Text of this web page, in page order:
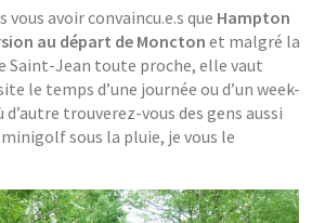
vous avoir convaincu.e.s que Hampton
au départ de Moncton et malgré la
Saint-Jean toute proche, elle vaut
le temps d’une journée ou d’un week-
d’autre trouverez-vous des gens aussi
sous la pluie, je vous le